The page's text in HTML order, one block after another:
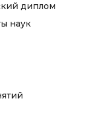
диплом
наук